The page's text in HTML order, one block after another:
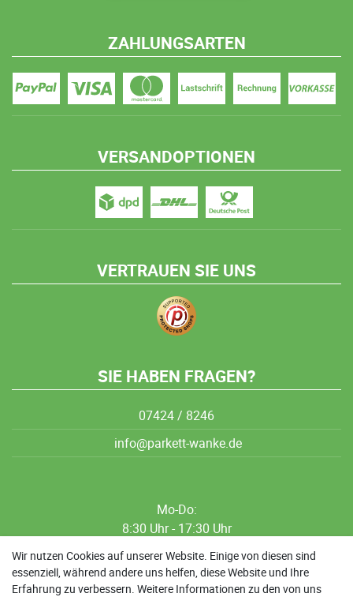
ZAHLUNGSARTEN
VERSANDOPTIONEN
VERTRAUEN SIE UNS
SIE HABEN FRAGEN?
07424 / 8246
info@parkett-wanke.de
Mo-Do:
8:30 Uhr - 17:30 Uhr
8:30 Uhr - 12:00 Uhr
13:00 Uhr - 17:30 Uhr
Wir nutzen Cookies auf unserer Website. Einige von diesen sind
essenziell, während andere uns helfen, diese Website und Ihre
Erfahrung zu verbessern. Weitere Informationen zu den von uns